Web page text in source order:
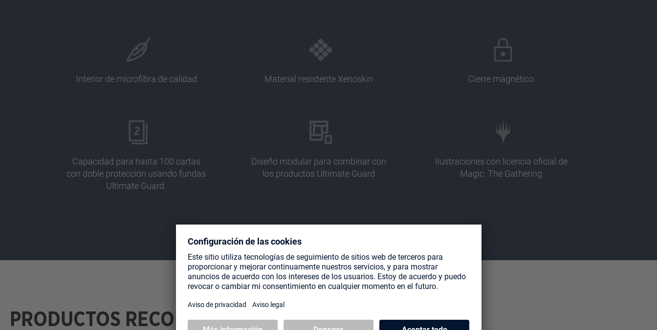
Interior de microfibra de calidad Material resistente Xenoskin Cierre magnético
Capacidad para hasta 100 cartas
con doble protección usando fundas
Ultimate Guard.
Diseño modular para combinar con
los productos Ultimate Guard
Ilustraciones con licencia oficial de
Magic: The Gathering
PRODUCTOS RECOMENDADOS